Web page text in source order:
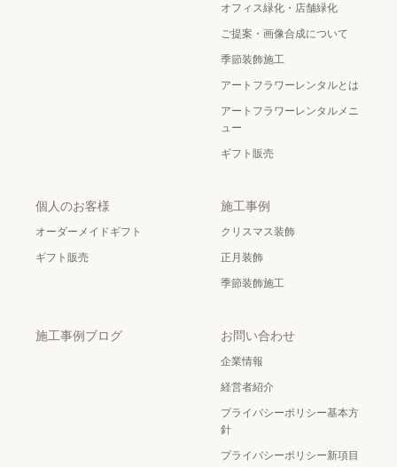
オフィス緑化・店舗緑化
ご提案・画像合成について
季節装飾施工
アートフラワーレンタルとは
アートフラワーレンタルメニ
ュー
ギフト販売
個人のお客様
オーダーメイドギフト
ギフト販売
施工事例
クリスマス装飾
正月装飾
季節装飾施工
施工事例ブログ お問い合わせ
企業情報
経営者紹介
プライバシーポリシー基本方
針
プライバシーポリシー新項目